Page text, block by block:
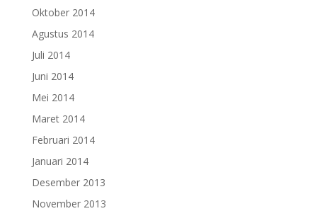
Oktober 2014
Agustus 2014
Juli 2014
Juni 2014
Mei 2014
Maret 2014
Februari 2014
Januari 2014
Desember 2013
November 2013